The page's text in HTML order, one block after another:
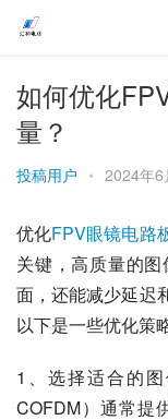
如何优化
量？
投稿用户 • 2024年6
优化FPV眼镜电路
关键，高质量的
面，还能减少延迟
以下是一些优化策
1、选择适合的图
COFDM）通常提